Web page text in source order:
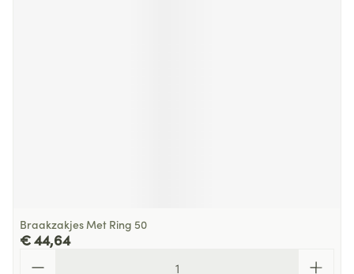
Braakzakjes Met Ring 50
€ 44,64